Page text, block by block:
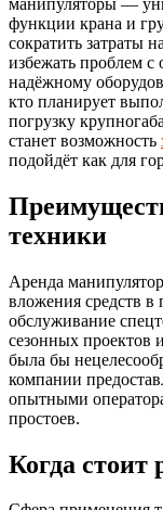
функции крана и
сократить затраты
избежать проблем
надёжному
кто планирует
погрузку
станет возможность
подойдёт как для
техники
Аренда
вложения средств в
обслуживание
сезонных проектов
была бы
компании
опытными
простоев.
Когда стоит